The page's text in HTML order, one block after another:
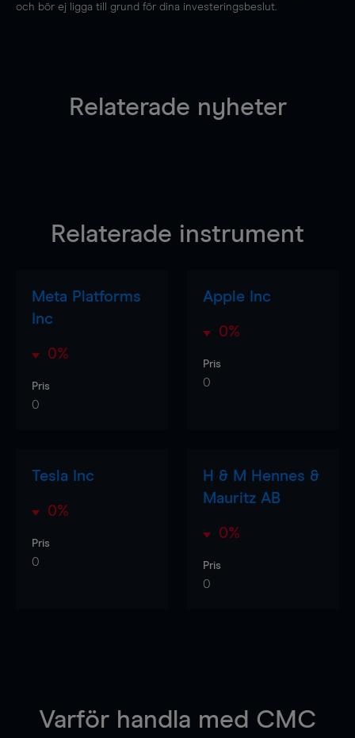
och bör ej ligga till grund för dina investeringsbeslut.
Relaterade nyheter
Relaterade instrument
Meta Platforms
Inc
0%
Pris
0
Apple Inc
0%
Pris
0
Tesla Inc
0%
Pris
0
H & M Hennes &
Mauritz AB
0%
Pris
0
Varför handla med CMC